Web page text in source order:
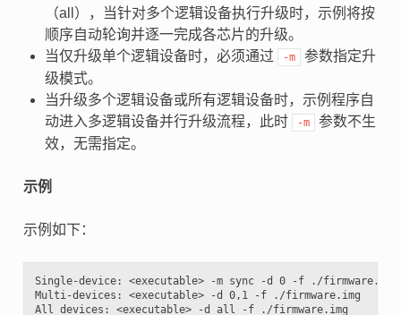
（all），当针对多个逻辑设备执行升级时，示例将按
顺序自动轮询并逐一完成各芯片的升级。
当仅升级单个逻辑设备时，必须通过
-m
参数指定升
级模式。
当升级多个逻辑设备或所有逻辑设备时，示例程序自
动进入多逻辑设备并行升级流程，此时
-m
参数不生
效，无需指定。
示例
示例如下：
Single-device: <executable> -m sync -d 0 -f ./firmware.img
Multi-devices: <executable> -d 0,1 -f ./firmware.img